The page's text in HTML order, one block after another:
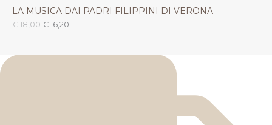
LA MUSICA DAI PADRI FILIPPINI DI VERONA
€18,00 € 16,20